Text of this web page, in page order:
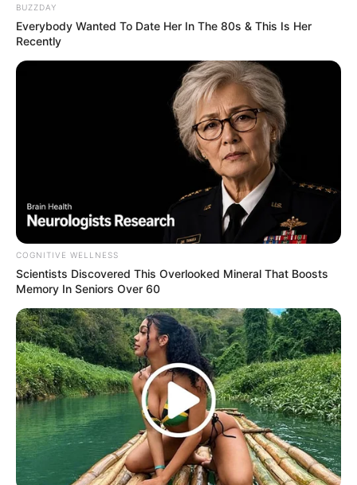
น้อยๆแต่บ่อย ประมาณวันละ 5 มื้อ เพื่อกระตุ้นระบบเผา
ผลาญให้ทำงานตลอดวัน และหมั่นกินผักให้มากกว่าอา
หารแคลลอรี่สูงทั้งหลายด้วย
ชาวราศีกันย์เป็นคุณนายสะอาด จะกินอะไรก็
กลัวเชื้อโรค เลยจู้จี้เรื่องกินมาก จนกลายเป็นนัก
โภชนาการตัวแม่ ใครที่แฮงค์เอาท์กับนาง ขอบอกว่าไม่มี
ทางได้กินอาหารขยะแคลอรี่สูงแน่นอน ถึงมันจะอร่อยแค่
ไหนก็เพราะอย่างนี้ชาวกันย์เลยไม่มีโอกาสเป็นโรคขาด
สารอาหารได้ง่าย เพราะมัวแต่ชีวจิตจนขาดโปรตีนที่
จำเป็นต่อร่างกาย ยิ่งถ้าเกิดพลาดท่าเสียที ถูกไขมันยก
พลขึ้นบกจนอ้วนขึ้นมา คุณนายจะ ลดความอ้วน ได้ยาก
มากเพราะไม่ชอบออกกำลังกาย
ลดความอ้วน
ราศีตุลย์มองเผินๆแล้วชาวตุลย์เป็นคนรักเดียวใจเดียวไม่
เกี่ยวกิ๊ก แต่ถ้าสแกนลงไปในกระเพาะคุณอาจจะเปลี่ยน
ความคิดเกี่ยวกับผู้หญิงคนนี้ เพราะลำไส้ของนางหลายใจ
มากค่ะพี่น้อง แม้จะกินของคาวเป็นอาหารหลักแล้ว แต่ถ้า
BUZZDAY
Everybody Wanted To Date Her In The 80s & This Is Her
Recently
COGNITIVE WELLNESS
Scientists Discovered This Overlooked Mineral That Boosts
Memory In Seniors Over 60